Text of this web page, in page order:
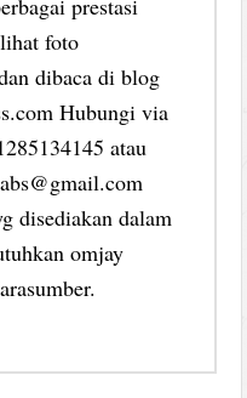
foto
dibaca di blog
Hubungi via
atau
disediakan dalam
omjay